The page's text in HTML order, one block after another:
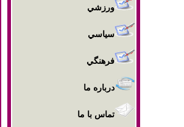
ورزشي
سياسي
فرهنگي
درباره ما
تماس با ما